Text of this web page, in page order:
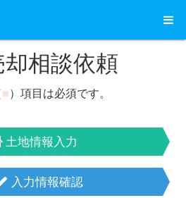
相談依頼
■）項目は必須です。
土地情報入力
入力情報確認